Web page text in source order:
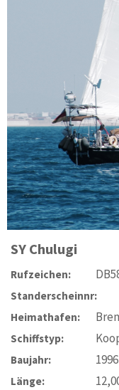
SYChulugi
Rufzeichen:
Standerscheinnr:
Heimathafen:
Schiffstyp:
Baujahr: 1996
Länge: